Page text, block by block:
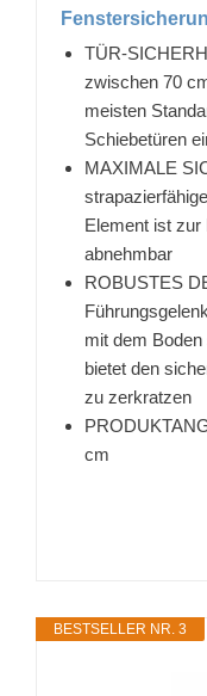
TÜR-
zwischen 70
meisten
Schiebetüren
MAXIMALE
Element ist zur
abnehmbar
ROBUSTES
mit dem
bietet den
zu zerkratzen
cm
BESTSELLER NR. 3